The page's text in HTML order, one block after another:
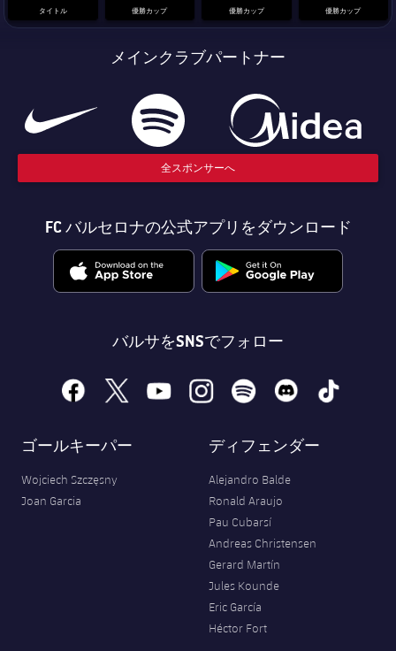
タイトル 優勝カップ 優勝カップ 優勝カップ
メインクラブパートナー
全スポンサーへ
FC バルセロナの公式アプリをダウンロード
バルサをSNSでフォロー
facebook
x youtubeinstagramspotify discord tiktok
ゴールキーパー
Wojciech Szczęsny
Joan Garcia
ディフェンダー
Alejandro Balde
Ronald Araujo
Pau Cubarsí
Andreas Christensen
Gerard Martín
Jules Kounde
Eric García
Héctor Fort